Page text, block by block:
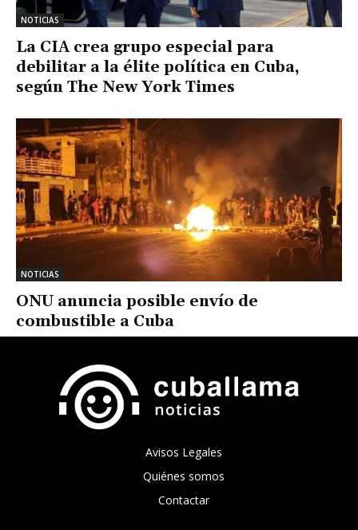
NOTICIAS
La CIA crea grupo especial para
debilitar a la élite política en Cuba,
según The New York Times
NOTICIAS
ONU anuncia posible envío de
combustible a Cuba
Avisos Legales
Quiénes somos
Contactar